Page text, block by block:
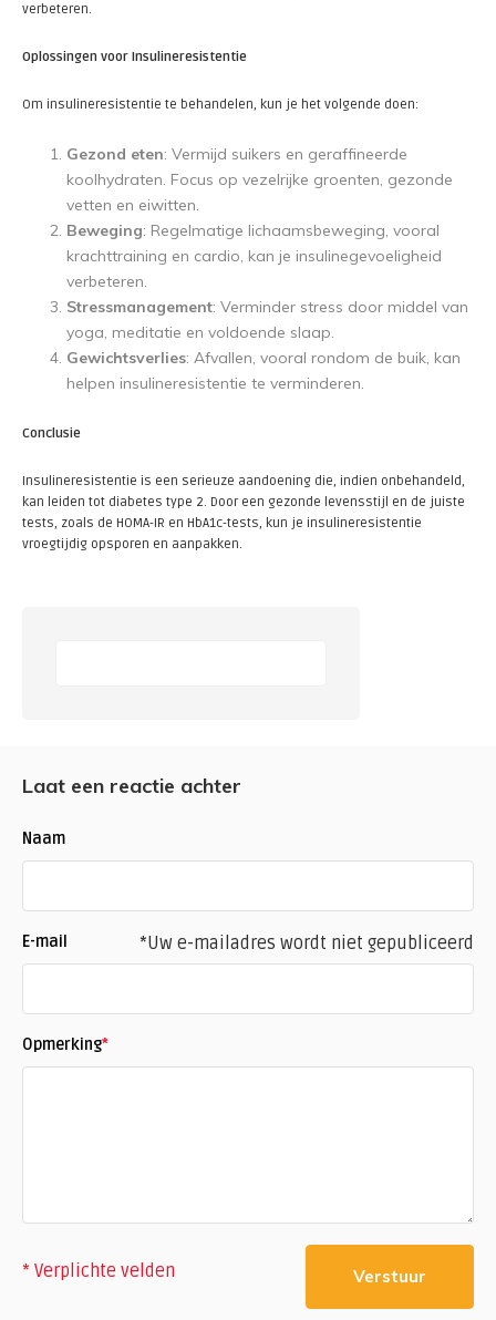
verbeteren.
Oplossingen voor Insulineresistentie
Om insulineresistentie te behandelen, kun je het volgende doen:
Gezond eten: Vermijd suikers en geraffineerde
koolhydraten. Focus op vezelrijke groenten, gezonde
vetten en eiwitten.
Beweging: Regelmatige lichaamsbeweging, vooral
krachttraining en cardio, kan je insulinegevoeligheid
verbeteren.
Stressmanagement: Verminder stress door middel van
yoga, meditatie en voldoende slaap.
Gewichtsverlies: Afvallen, vooral rondom de buik, kan
helpen insulineresistentie te verminderen.
Conclusie
Insulineresistentie is een serieuze aandoening die, indien onbehandeld,
kan leiden tot diabetes type 2. Door een gezonde levensstijl en de juiste
tests, zoals de HOMA-IR en HbA1c-tests, kun je insulineresistentie
vroegtijdig opsporen en aanpakken.
Laat een reactie achter
Naam
E-mail *Uw e-mailadres wordt niet gepubliceerd
Opmerking*
* Verplichte velden Verstuur